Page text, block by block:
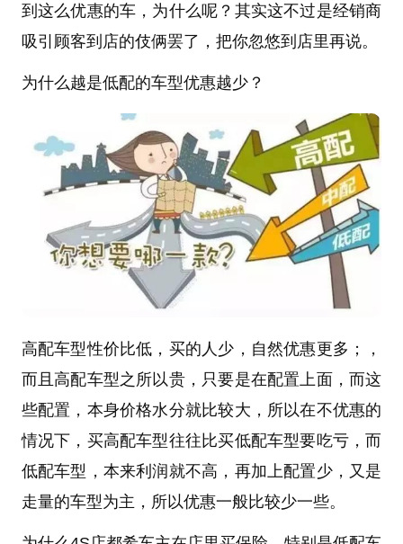
到这么优惠的车，为什么呢？其实这不过是经销商
吸引顾客到店的伎俩罢了，把你忽悠到店里再说。
为什么越是低配的车型优惠越少？
高配车型性价比低，买的人少，自然优惠更多；，
而且高配车型之所以贵，只要是在配置上面，而这
些配置，本身价格水分就比较大，所以在不优惠的
情况下，买高配车型往往比买低配车型要吃亏，而
低配车型，本来利润就不高，再加上配置少，又是
走量的车型为主，所以优惠一般比较少一些。